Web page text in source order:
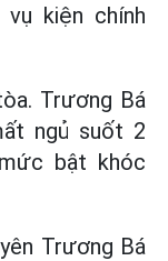
kiện chính
Trương Bá
ngủ suốt 2
bật khóc
Trương Bá